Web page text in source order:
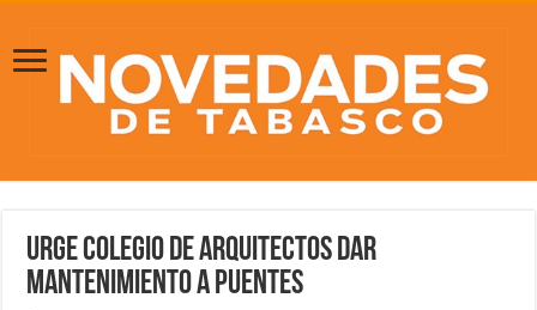
Urge Colegio de Arquitectos dar
mantenimiento a puentes